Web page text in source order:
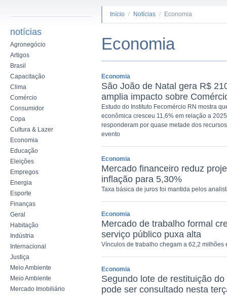
notícias
Agronegócio
Artigos
Brasil
Capacitação
Clima
Comércio
Consumidor
Copa
Cultura & Lazer
Economia
Educação
Eleições
Empregos
Energia
Esporte
Finanças
Geral
Habitação
Indústria
Internacional
Justiça
Meio Ambiente
Meio Ambiente
Mercado Imobiliário
Início / Notícias / Economia
Economia
Economia
São João de Natal gera R$
amplia impacto sobre
Estudo do Instituto Fecomércio RN mostra
econômica cresceu 11,6% em relação a
responderam por quase metade dos
evento
Economia
Mercado financeiro reduz
inflação para 5,30%
Taxa básica de juros foi mantida pelos
Economia
Mercado de trabalho formal
serviço público puxa alta
Vínculos de trabalho chegam a 62,2 milhões
Economia
Segundo lote de restituição
pode ser consultado nesta